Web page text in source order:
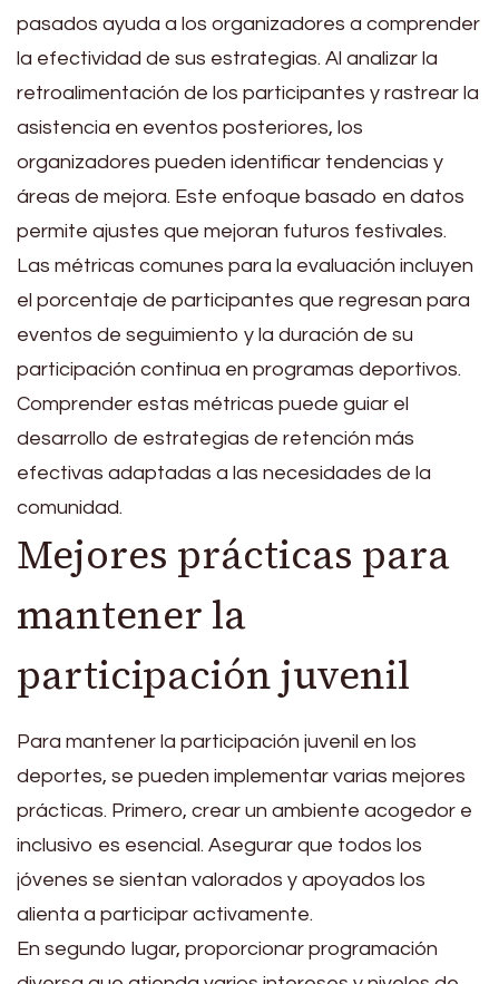
pasados ayuda a los organizadores a comprender
la efectividad de sus estrategias. Al analizar la
retroalimentación de los participantes y rastrear la
asistencia en eventos posteriores, los
organizadores pueden identificar tendencias y
áreas de mejora. Este enfoque basado en datos
permite ajustes que mejoran futuros festivales.
Las métricas comunes para la evaluación incluyen
el porcentaje de participantes que regresan para
eventos de seguimiento y la duración de su
participación continua en programas deportivos.
Comprender estas métricas puede guiar el
desarrollo de estrategias de retención más
efectivas adaptadas a las necesidades de la
comunidad.
Mejores prácticas para
mantener la
participación juvenil
Para mantener la participación juvenil en los
deportes, se pueden implementar varias mejores
prácticas. Primero, crear un ambiente acogedor e
inclusivo es esencial. Asegurar que todos los
jóvenes se sientan valorados y apoyados los
alienta a participar activamente.
En segundo lugar, proporcionar programación